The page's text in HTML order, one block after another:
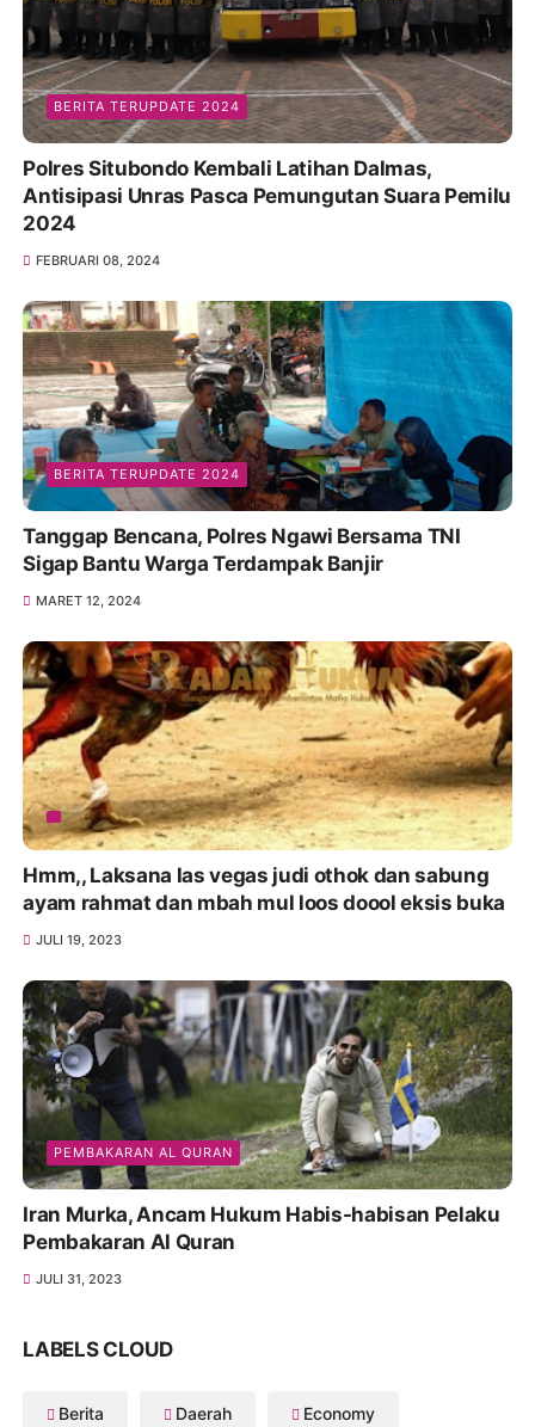
BERITA TERUPDATE 2024
Polres Situbondo Kembali Latihan Dalmas,
Antisipasi Unras Pasca Pemungutan Suara Pemilu
2024
FEBRUARI 08, 2024
BERITA TERUPDATE 2024
Tanggap Bencana, Polres Ngawi Bersama TNI
Sigap Bantu Warga Terdampak Banjir
MARET 12, 2024
Hmm,, Laksana las vegas judi othok dan sabung
ayam rahmat dan mbah mul loos doool eksis buka
JULI 19, 2023
PEMBAKARAN AL QURAN
Iran Murka, Ancam Hukum Habis-habisan Pelaku
Pembakaran Al Quran
JULI 31, 2023
LABELS CLOUD
Berita Daerah Economy